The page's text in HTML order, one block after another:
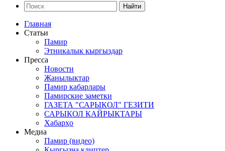
Найти
Главная
Статьи
Памир
Этникалык кыргыздар
Пресса
Новости
Жанылыктар
Памир кабарлары
Памирские заметки
ГАЗЕТА "САРЫКОЛ" ГЕЗИТИ
САРЫКОЛ КАЙРЫКТАРЫ
Хабарҳо
Медиа
Памир (видео)